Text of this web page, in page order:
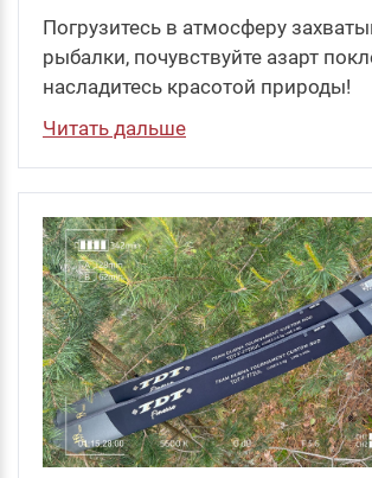
Погрузитесь в атмосферу
рыбалки, почувствуйте азарт
насладитесь красотой природы!
Читать дальше